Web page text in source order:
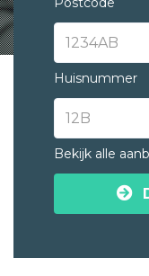
Huisnummer
Bekijk alle